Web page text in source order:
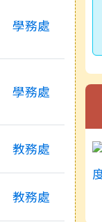
學務處
學務處
教務處
教務處